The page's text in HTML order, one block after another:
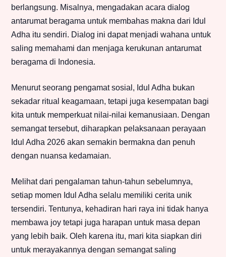
berlangsung. Misalnya, mengadakan acara dialog
antarumat beragama untuk membahas makna dari Idul
Adha itu sendiri. Dialog ini dapat menjadi wahana untuk
saling memahami dan menjaga kerukunan antarumat
beragama di Indonesia.
Menurut seorang pengamat sosial, Idul Adha bukan
sekadar ritual keagamaan, tetapi juga kesempatan bagi
kita untuk memperkuat nilai-nilai kemanusiaan. Dengan
semangat tersebut, diharapkan pelaksanaan perayaan
Idul Adha 2026 akan semakin bermakna dan penuh
dengan nuansa kedamaian.
Melihat dari pengalaman tahun-tahun sebelumnya,
setiap momen Idul Adha selalu memiliki cerita unik
tersendiri. Tentunya, kehadiran hari raya ini tidak hanya
membawa joy tetapi juga harapan untuk masa depan
yang lebih baik. Oleh karena itu, mari kita siapkan diri
untuk merayakannya dengan semangat saling